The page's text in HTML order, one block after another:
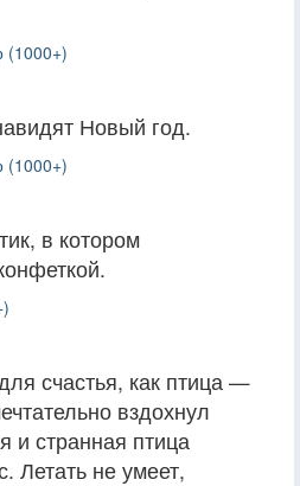
(1000+)
Новый год.
(1000+)
в котором
счастья, как птица —
вздохнул
и странная птица
Летать не умеет,